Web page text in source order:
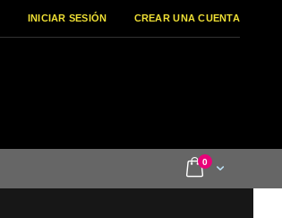
INICIAR SESIÓN CREAR UNA CUENTA
Cart
0items